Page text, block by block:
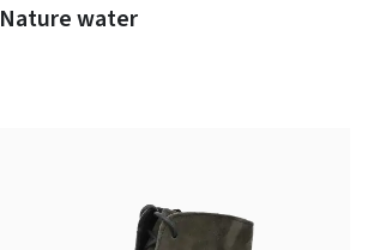
water